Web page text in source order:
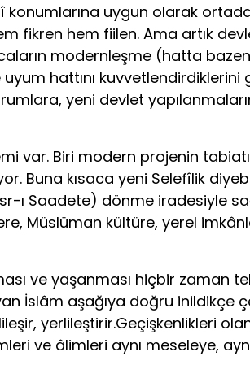
konumlarına uygun olarak
hem fiilen. Ama artık
modernleşme (hatta
hattını
yeni devlet
var. Biri modern projenin
kısaca yeni Selefîlik
ı Saadete) dönme iradesiyle
Müslüman kültüre, yerel
ve yaşanması hiçbir zaman
İslâm aşağıya doğru inildikçe
yerlileştirir.Geçişkenlikleri
ve âlimleri aynı meseleye,